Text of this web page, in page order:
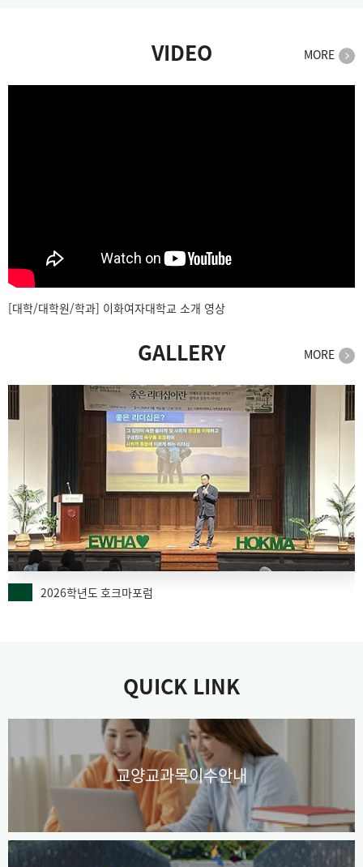
VIDEO
[대학/대학원/학과] 이화여자대학교 소개 영상
MORE
GALLERY
2026학년도 호크마포럼
MORE
QUICK LINK
교양교과목이수안내